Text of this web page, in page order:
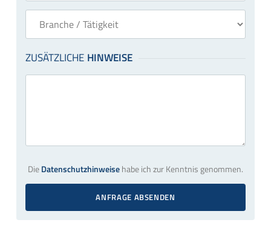
DieDatenschutzhinweisehabe ich zur Kenntnis genommen.
ANFRAGE ABSENDEN